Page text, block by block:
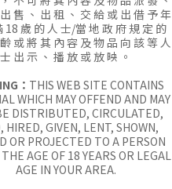
售 、 出 租 、 交 給 或 出 借 予 年
18 歲 的 人 士/當 地 政 府 規 定 的
或 將 其 內 容 及 物 品 向 該 等 人
士 出 示 、 播 放 或 放 映 。
： THIS WEB SITE CONTAINS
WHICH MAY OFFEND AND MAY
DISTRIBUTED, CIRCULATED,
HIRED, GIVEN, LENT, SHOWN,
OR PROJECTED TO A PERSON
AGE OF 18 YEARS OR LEGAL
AGE IN YOUR AREA.